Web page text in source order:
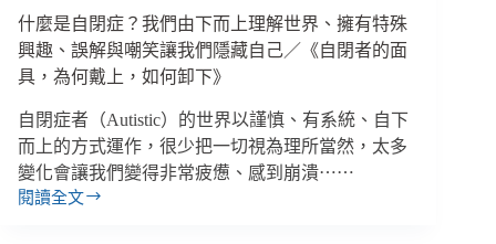
更
加
親
了
／
《自
閉
什麼是自閉症？我們由下而上理解世界、擁有特殊
興趣、誤解與嘲笑讓我們隱藏自己／《自閉者的面
具，為何戴上，如何卸下》
自閉症者（Autistic）的世界以謹慎、有系統、自下
而上的方式運作，很少把一切視為理所當然，太多
變化會讓我們變得非常疲憊、感到崩潰⋯⋯
閱讀全文
什